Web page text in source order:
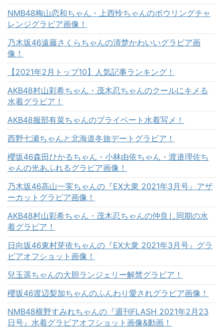
NMB48梅山恋和ちゃん・上西怜ちゃんのボウリングチャ
レンジグラビア画像！
乃木坂46遠藤さくらちゃんの清楚かわいいグラビア画
像！
【2021年2月トップ10】人気記事ランキング！
AKB48村山彩希ちゃん・茂木忍ちゃんのクールにキメる
水着グラビア！
AKB48服部有菜ちゃんのプライベート水着写メ！
西野七瀬ちゃんと北海道冬旅デートグラビア！
櫻坂46森田ひかるちゃん・小林由依ちゃん・渡邉理佐ち
ゃんの光あふれるグラビア画像！
乃木坂46高山一実ちゃんの『EX大衆 2021年3月号』アザ
ーカットグラビア画像！
AKB48村山彩希ちゃん・茂木忍ちゃんの仲良し同期の水
着グラビア！
日向坂46東村芽依ちゃんの『EX大衆 2021年3月号』グラ
ビアオフショット画像！
兒玉遥ちゃんの大胆ランジェリー解禁グラビア！
櫻坂46渡辺梨加ちゃんのふんわり愛されグラビア画像！
NMB48横野すみれちゃんの『週刊FLASH 2021年2月23
日号』水着グラビアオフショット画像&動画！